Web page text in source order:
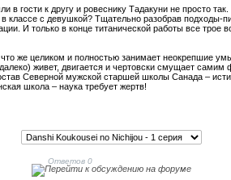
в гости к другу и ровеснику Тадакуни не просто
классе с девушкой? Тщательно разобрав подходы-
И только в конце титанической работы все
же целиком и полностью занимает неокрепшие
живет, двигается и чертовски смущает
Северной мужской старшей школы Санада –
школа – наука требует жертв!
Ответов 0